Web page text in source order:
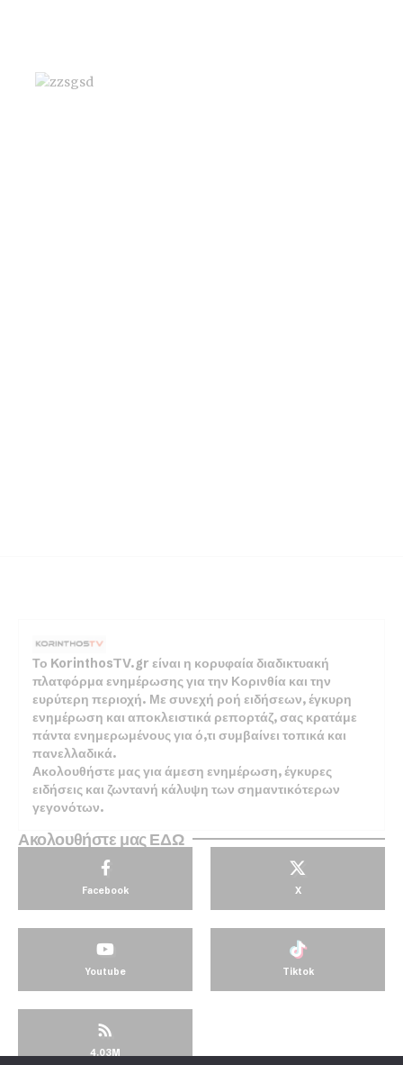
Το KorinthosTV.gr είναι η κορυφαία διαδικτυακή
πλατφόρμα ενημέρωσης για την Κορινθία και την
ευρύτερη περιοχή. Με συνεχή ροή ειδήσεων, έγκυρη
ενημέρωση και αποκλειστικά ρεπορτάζ, σας κρατάμε
πάντα ενημερωμένους για ό,τι συμβαίνει τοπικά και
πανελλαδικά.
Ακολουθήστε μας για άμεση ενημέρωση, έγκυρες
ειδήσεις και ζωντανή κάλυψη των σημαντικότερων
γεγονότων.
Ακολουθήστε μας ΕΔΩ
Facebook X
Youtube Tiktok
4.03M